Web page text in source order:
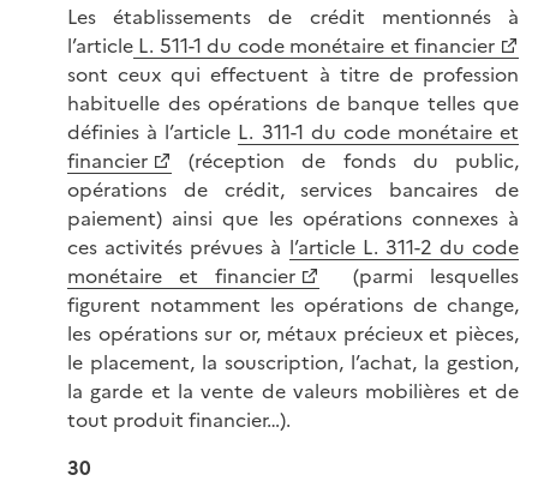
Les établissements de crédit mentionnés à
l’article L. 511-1 du code monétaire et financier
sont ceux qui effectuent à titre de profession
habituelle des opérations de banque telles que
définies à l’article L. 311-1 du code monétaire et
financier
(réception de fonds du public,
opérations de crédit, services bancaires de
paiement) ainsi que les opérations connexes à
ces activités prévues à l’article L. 311-2 du code
monétaire et financier
(parmi lesquelles
figurent notamment les opérations de change,
les opérations sur or, métaux précieux et pièces,
le placement, la souscription, l’achat, la gestion,
la garde et la vente de valeurs mobilières et de
tout produit financier…).
30